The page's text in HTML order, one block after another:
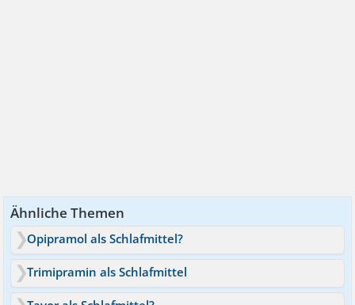
Ähnliche Themen
Opipramol als Schlafmittel?
Trimipramin als Schlafmittel